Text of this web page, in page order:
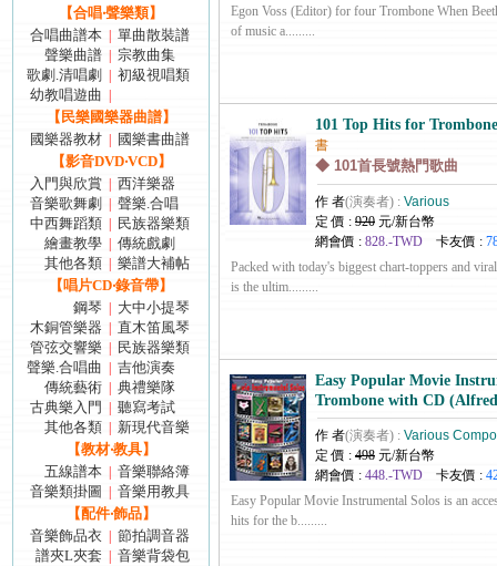
【合唱‧聲樂類】
合唱曲譜本
單曲散裝譜
聲樂曲譜
宗教曲集
歌劇.清唱劇
初級視唱類
幼教唱遊曲
【民樂國樂器曲譜】
國樂器教材
國樂書曲譜
【影音DVD‧VCD】
入門與欣賞
西洋樂器
音樂歌舞劇
聲樂.合唱
中西舞蹈類
民族器樂類
繪畫教學
傳統戲劇
其他各類
樂譜大補帖
【唱片CD‧錄音帶】
鋼琴
大中小提琴
木銅管樂器
直木笛風琴
管弦交響樂
民族器樂類
聲樂.合唱曲
吉他演奏
傳統藝術
典禮樂隊
古典樂入門
聽寫考試
其他各類
新現代音樂
【教材‧教具】
五線譜本
音樂聯絡簿
音樂類掛圖
音樂用教具
【配件‧飾品】
音樂飾品衣
節拍調音器
譜夾L夾套
音樂背袋包
Egon Voss (Editor) for four Trombone When
of music a.........
101 Top Hits for
書
◆ 101首長號熱門歌曲
作 者(演奏者) : Various
定 價 : 920 元/新台幣
網會價 : 828.-TWD 卡友價 :
Packed with today's biggest chart-toppers and
is the ultim.........
Easy Popular Movie
Trombone with CD
作 者(演奏者) : Various
定 價 : 498 元/新台幣
網會價 : 448.-TWD 卡友價 :
Easy Popular Movie Instrumental Solos is an
hits for the b.........